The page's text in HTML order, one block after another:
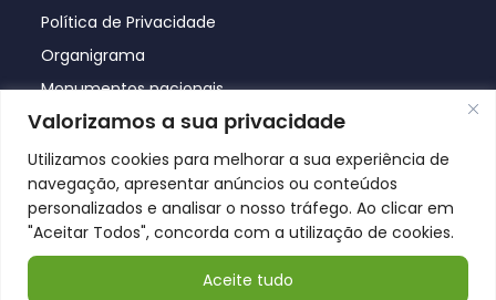
Valorizamos a sua privacidade
Utilizamos cookies para melhorar a sua experiência de
navegação, apresentar anúncios ou conteúdos
personalizados e analisar o nosso tráfego. Ao clicar em
"Aceitar Todos", concorda com a utilização de cookies.
Aceite tudo
Política de Privacidade
Organigrama
Monumentos nacionais